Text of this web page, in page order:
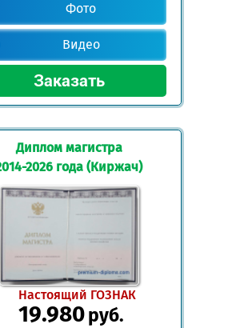
Фото
Видео
Диплом магистра
2026 года (Киржач)
Настоящий ГОЗНАК
19.980руб.